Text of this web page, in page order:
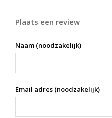
Plaats een review
Naam (noodzakelijk)
Email adres (noodzakelijk)